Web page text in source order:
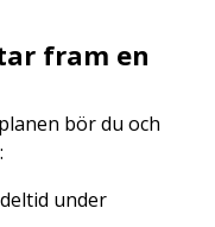
fram en
bör du och
under